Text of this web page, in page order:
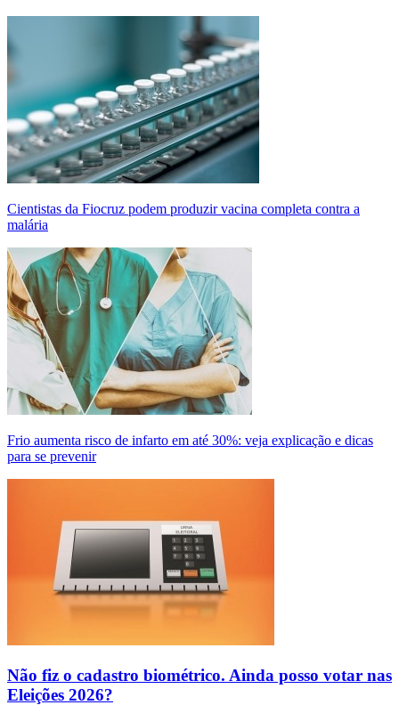
Cientistas da Fiocruz podem produzir vacina completa contra a
malária
Frio aumenta risco de infarto em até 30%: veja explicação e dicas
para se prevenir
Não fiz o cadastro biométrico. Ainda posso votar nas
Eleições 2026?